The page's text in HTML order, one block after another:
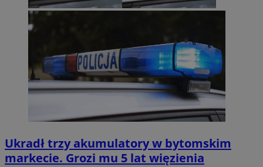
Ukradł trzy akumulatory w bytomskim
markecie. Grozi mu 5 lat więzienia